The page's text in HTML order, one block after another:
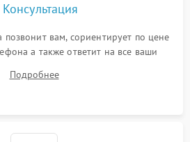
вам, сориентирует по цене
а также ответит на все ваши
Подробнее